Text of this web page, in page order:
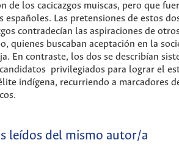
de los cacicazgos muiscas, pero que
españoles. Las pretensiones de estos
contradecían las aspiraciones de
quienes buscaban aceptación en la
En contraste, los dos se describían
privilegiados para lograr el
indígena, recurriendo a marcadores
leídos del mismo autor/a